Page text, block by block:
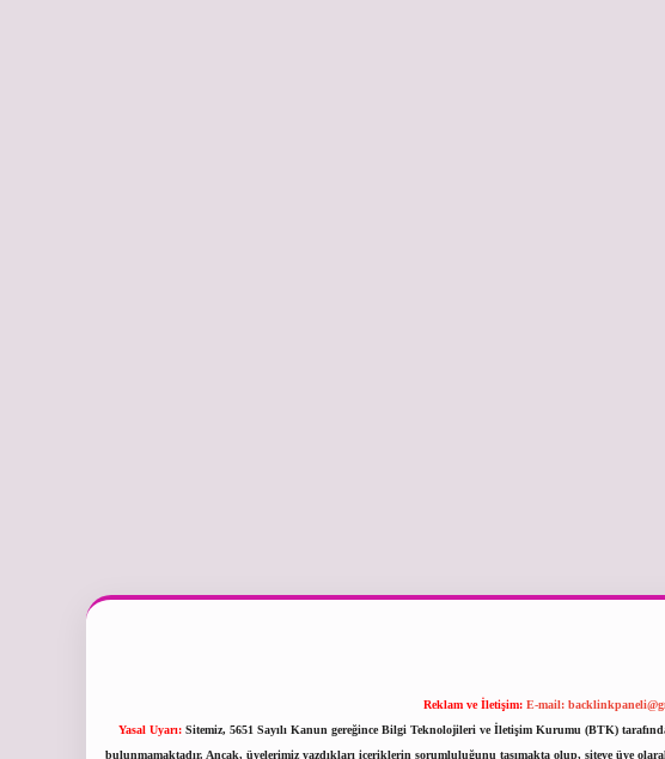
Reklam ve İletişim: E-mail:
Yasal Uyarı: Sitemiz, 5651 Sayılı Kanun gereğince Bilgi Teknolojileri ve İletişim Kurumu (BTK)
bulunmamaktadır. Ancak, üyelerimiz yazdıkları içeriklerin sorumluluğunu taşımakta olup, siteye üye